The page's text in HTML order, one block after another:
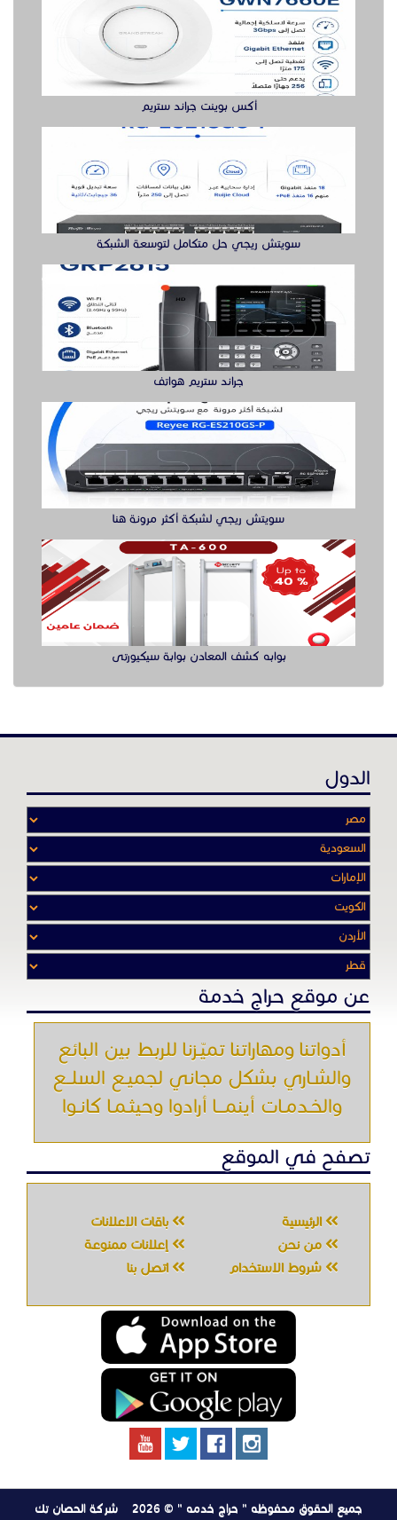
سويتش ريجي حل متكامل لتوسعة الشبكة
جراند ستريم هواتف
سويتش ريجي لشبكة أكثر مرونة هنا
بوابه كشف المعادن بوابة سيكيورتى
الدول
عن موقع حراج خدمة
أدواتنا ومهاراتنا تميّـزنا للربط بين البائع
والشـاري بشكل مجاني لجميـع السلــع
والخـدمـات أينمـــا أرادوا وحيثـمـا كانـوا
تصفح في الموقع
الرئيسية
شروط الاستخدام
اتصل بنا
لتقنية المعلومات